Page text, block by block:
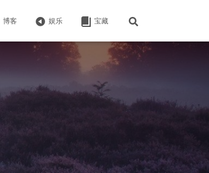
博客 娱乐 宝藏